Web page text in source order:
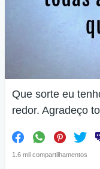
Que sorte eu
redor. Agradeço
1.6 mil compartilhamentos